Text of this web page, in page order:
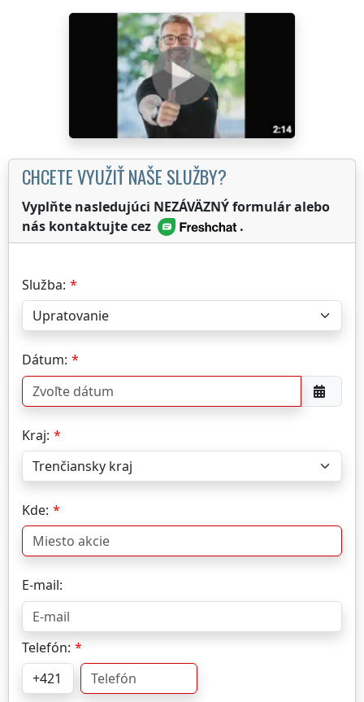
CHCETE VYUŽIŤ NAŠE SLUŽBY?
Vyplňte nasledujúci NEZÁVÄZNÝ formulár alebo
nás kontaktujte cez
.
Služba:
Dátum:
Kraj:
Kde:
E-mail:
Telefón: